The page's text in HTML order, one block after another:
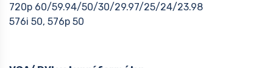
720p 60/59.94/50/30/29.97/25/24/23.98
576i 50, 576p 50